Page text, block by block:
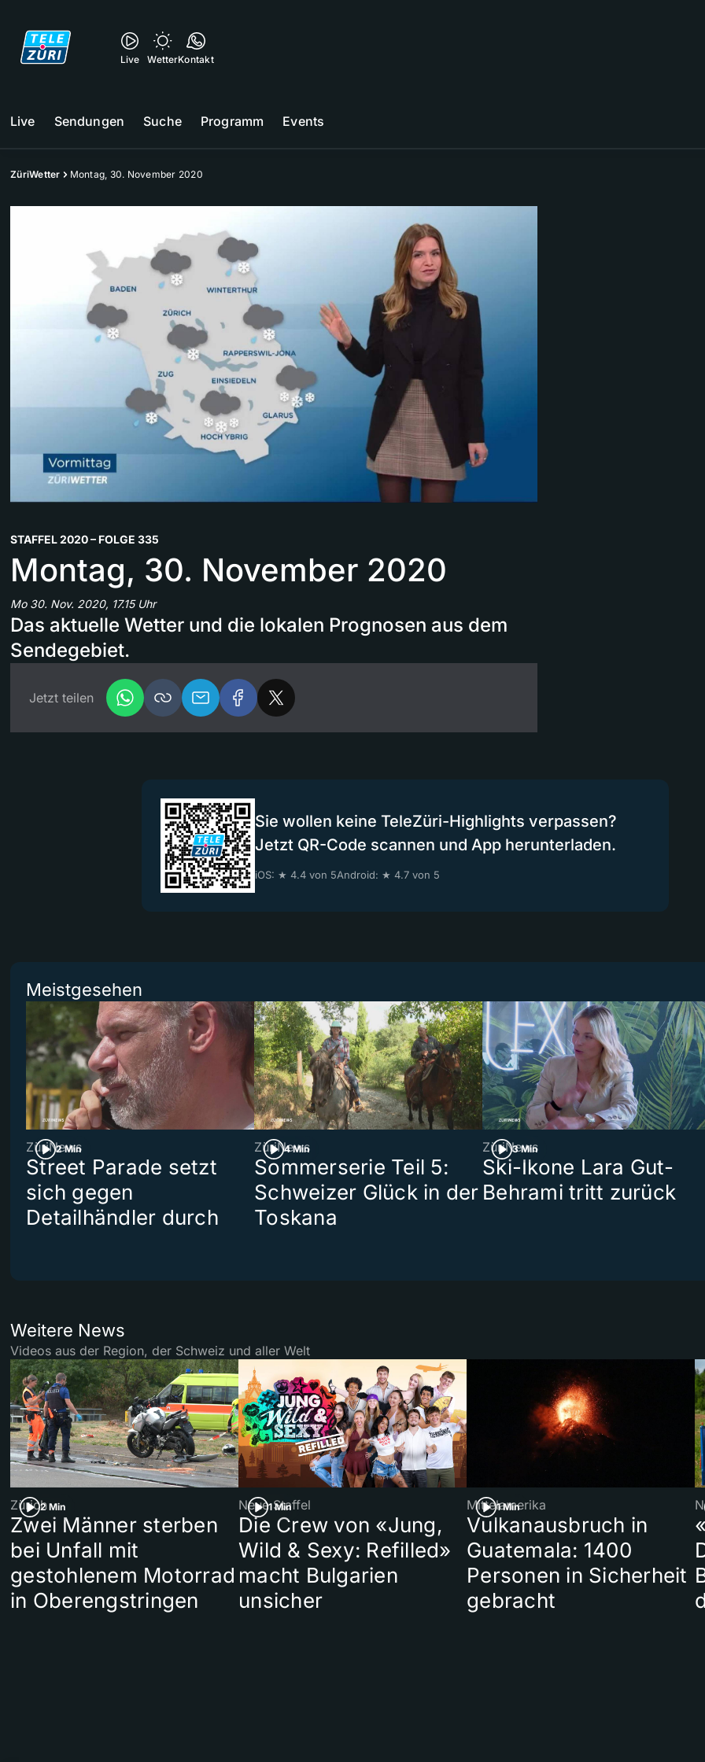
Live WetterKontakt
Live Sendungen Suche Programm Events
ZüriWetter Montag, 30. November 2020
STAFFEL 2020 – FOLGE 335
Montag, 30. November 2020
Mo 30. Nov. 2020, 17.15 Uhr
Das aktuelle Wetter und die lokalen Prognosen aus dem
Sendegebiet.
Jetzt teilen
Sie wollen keine TeleZüri-Highlights verpassen?
Jetzt QR-Code scannen und App herunterladen.
iOS: ★ 4.4 von 5Android: ★ 4.7 von 5
Meistgesehen
2 Min
ZüriNews
Street Parade setzt
sich gegen
Detailhändler durch
4 Min
ZüriNews
Sommerserie Teil 5:
Schweizer Glück in der
Toskana
3 Min
ZüriNews
Ski-Ikone Lara Gut-
Behrami tritt zurück
Weitere News
Videos aus der Region, der Schweiz und aller Welt
2 Min
Zürich
Zwei Männer sterben
bei Unfall mit
gestohlenem Motorrad
in Oberengstringen
1 Min
Neue Staffel
Die Crew von «Jung,
Wild & Sexy: Refilled»
macht Bulgarien
unsicher
1 Min
Mittelamerika
Vulkanausbruch in
Guatemala: 1400
Personen in Sicherheit
gebracht